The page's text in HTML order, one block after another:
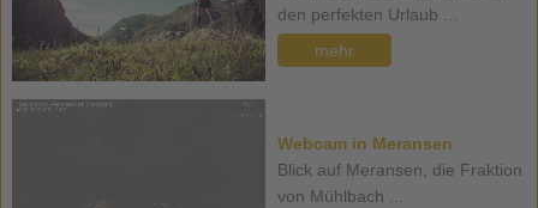
den perfekten Urlaub ...
mehr
Webcam in Meransen
Blick auf Meransen, die Fraktion
von Mühlbach ...